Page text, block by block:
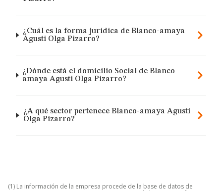
¿Cuál es la forma jurídica de Blanco-amaya
Agusti Olga Pizarro?
¿Dónde está el domicilio Social de Blanco-
amaya Agusti Olga Pizarro?
¿A qué sector pertenece Blanco-amaya Agusti
Olga Pizarro?
(1) La información de la empresa procede de la base de datos de